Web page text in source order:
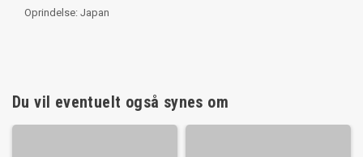
Oprindelse: Japan
Du vil eventuelt også synes om